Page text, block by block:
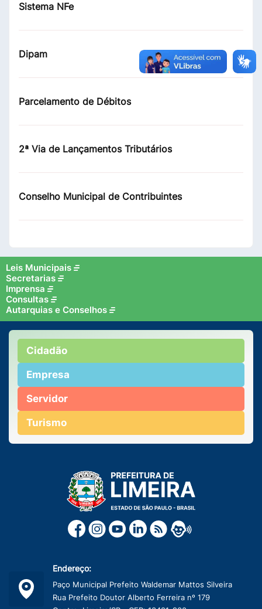
Sistema NFe
Dipam
Parcelamento de Débitos
2ª Via de Lançamentos Tributários
Conselho Municipal de Contribuintes
Leis Municipais
Secretarias
Imprensa
Consultas
Autarquias e Conselhos
Cidadão
Empresa
Servidor
Turismo
Endereço:
Paço Municipal Prefeito Waldemar Mattos Silveira
Rua Prefeito Doutor Alberto Ferreira nº 179